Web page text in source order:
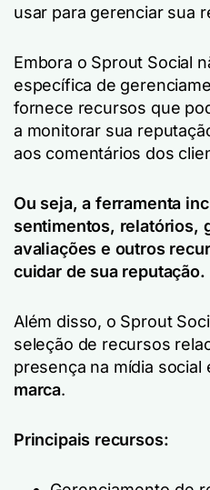
usar para gerenciar sua
Embora o Sprout Social
específica de
fornece recursos que
a monitorar sua
aos comentários dos
Ou seja, a ferramenta
sentimentos, relatórios,
avaliações e outros
cuidar de sua reputação.
Além disso, o Sprout
seleção de recursos
presença na mídia social
marca.
Principais recursos: